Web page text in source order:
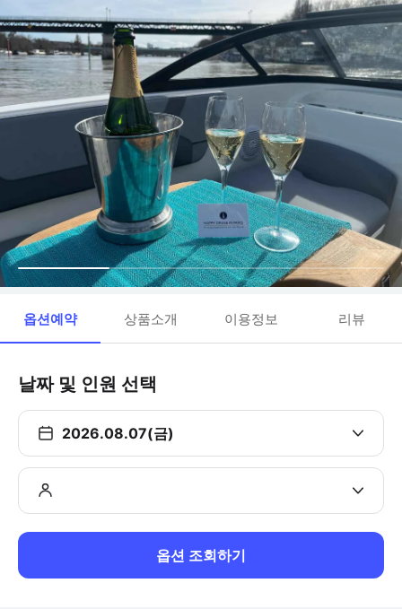
옵션예약 상품소개 이용정보 리뷰
날짜 및 인원 선택
2026.08.07(금)
옵션 조회하기